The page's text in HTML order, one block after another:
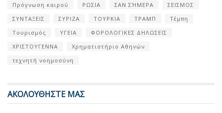
Πρόγνωση καιρού
ΡΩΣΙΑ ΣΑΝ ΣΉΜΕΡΑ
ΣΕΙΣΜΟΣ
ΣΥΝΤΑΞΕΙΣ
ΣΥΡΙΖΑ ΤΟΥΡΚΙΑ ΤΡΑΜΠ
Τέμπη
Τουρισμός
ΥΓΕΙΑ
ΦΟΡΟΛΟΓΙΚΕΣ ΔΗΛΩΣΕΙΣ
ΧΡΙΣΤΟΥΓΕΝΝΑ
Χρηματιστήριο Αθηνών
τεχνητή νοημοσύνη
ΑΚΟΛΟΥΘΗΣΤΕ ΜΑΣ